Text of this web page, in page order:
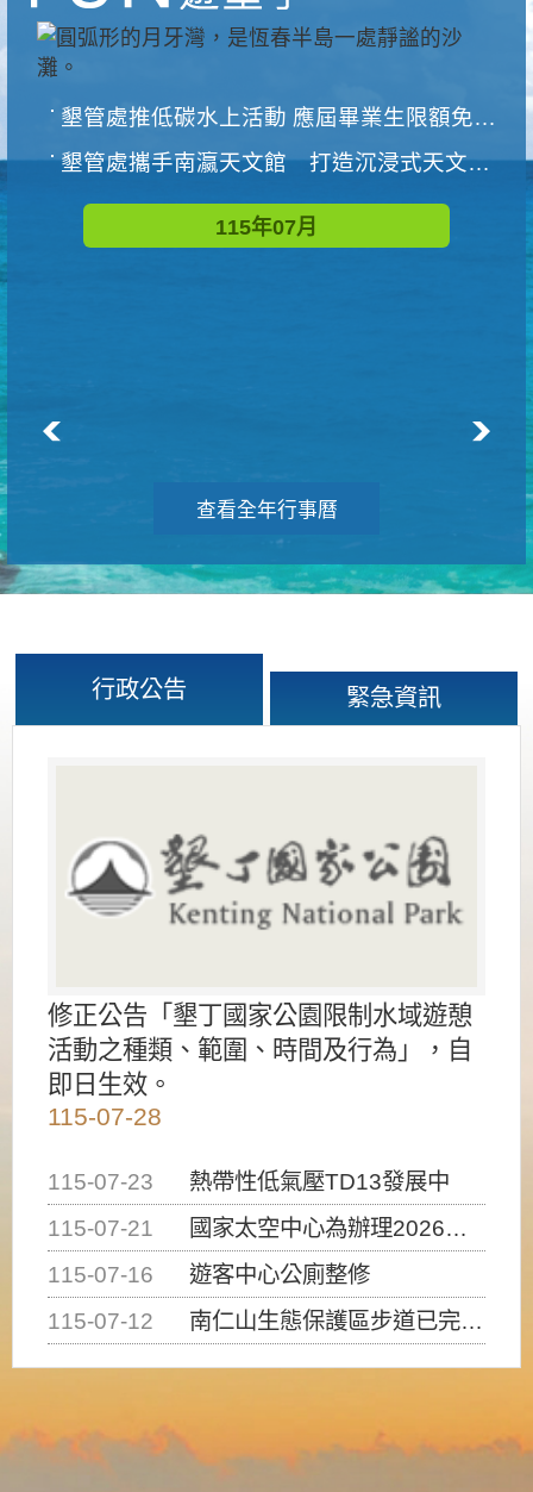
墾管處推低碳水上活動 應屆畢業生限額免費參加
墾管處攜手南瀛天文館 打造沉浸式天文探索營隊
115年07月
查看全年行事曆
行政公告 緊急資訊
修正公告「墾丁國家公園限制水域遊憩
活動之種類、範圍、時間及行為」，自
即日生效。
115-07-28
115-07-23
熱帶性低氣壓TD13發展中
115-07-21
國家太空中心為辦理2026台灣盃火箭競賽，陸、海、空域警戒及協調相關事宜，因颱風備案事宜
115-07-16
遊客中心公廁整修
115-07-12
南仁山生態保護區步道已完成修復，自115年7月13日（星期一）起恢復開放入園，歡迎民眾依規定申請入園....